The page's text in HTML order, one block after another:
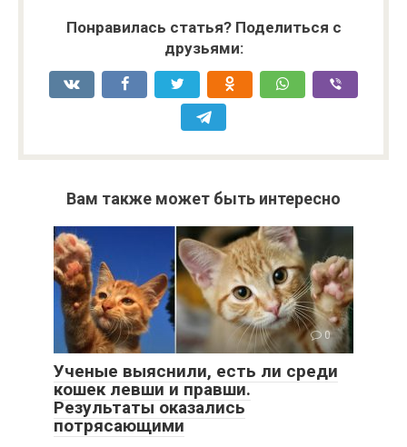
Понравилась статья? Поделиться с
друзьями:
Вам также может быть интересно
0
Ученые выяснили, есть ли среди
кошек левши и правши.
Результаты оказались
потрясающими